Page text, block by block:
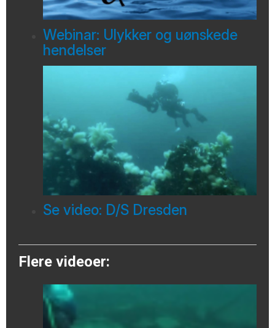
Webinar: Ulykker og uønskede
hendelser
Se video: D/S Dresden
Flere videoer: